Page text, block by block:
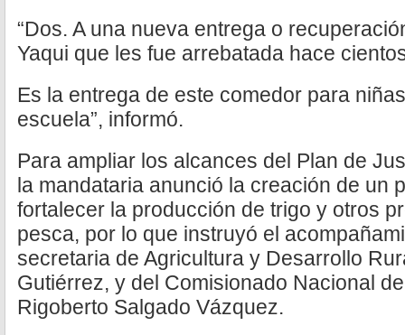
“Dos. A una nueva entrega o
Yaqui que les fue arrebatada hace
Es la entrega de este comedor para
escuela”, informó.
Para ampliar los alcances del Plan de
la mandataria anunció la creación de un
fortalecer la producción de trigo y otros
pesca, por lo que instruyó el
secretaria de Agricultura y Desarrollo
Gutiérrez, y del Comisionado Nacional
Rigoberto Salgado Vázquez.